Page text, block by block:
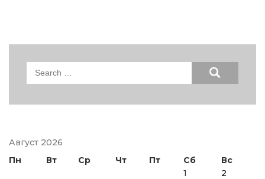
Search
Август 2026
Пн
Вт Ср Чт Пт Сб
Вс
1
2